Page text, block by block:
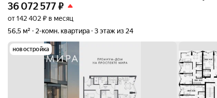
36 072 577₽
от 142 402 ₽ в месяц
56,5 м²
2-комн. квартира 3 этаж из 24
новостройка